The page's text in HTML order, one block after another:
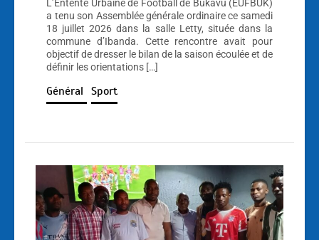
L’Entente Urbaine de Football de Bukavu (EUFBUK)
a tenu son Assemblée générale ordinaire ce samedi
18 juillet 2026 dans la salle Letty, située dans la
commune d’Ibanda. Cette rencontre avait pour
objectif de dresser le bilan de la saison écoulée et de
définir les orientations […]
Général Sport